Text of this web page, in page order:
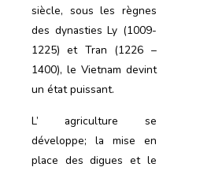
siècle, sous les règnes
des dynasties Ly (1009-
1225) et Tran (1226 –
1400), le Vietnam devint
un état puissant.
L’ agriculture se
développe; la mise en
place des digues et le